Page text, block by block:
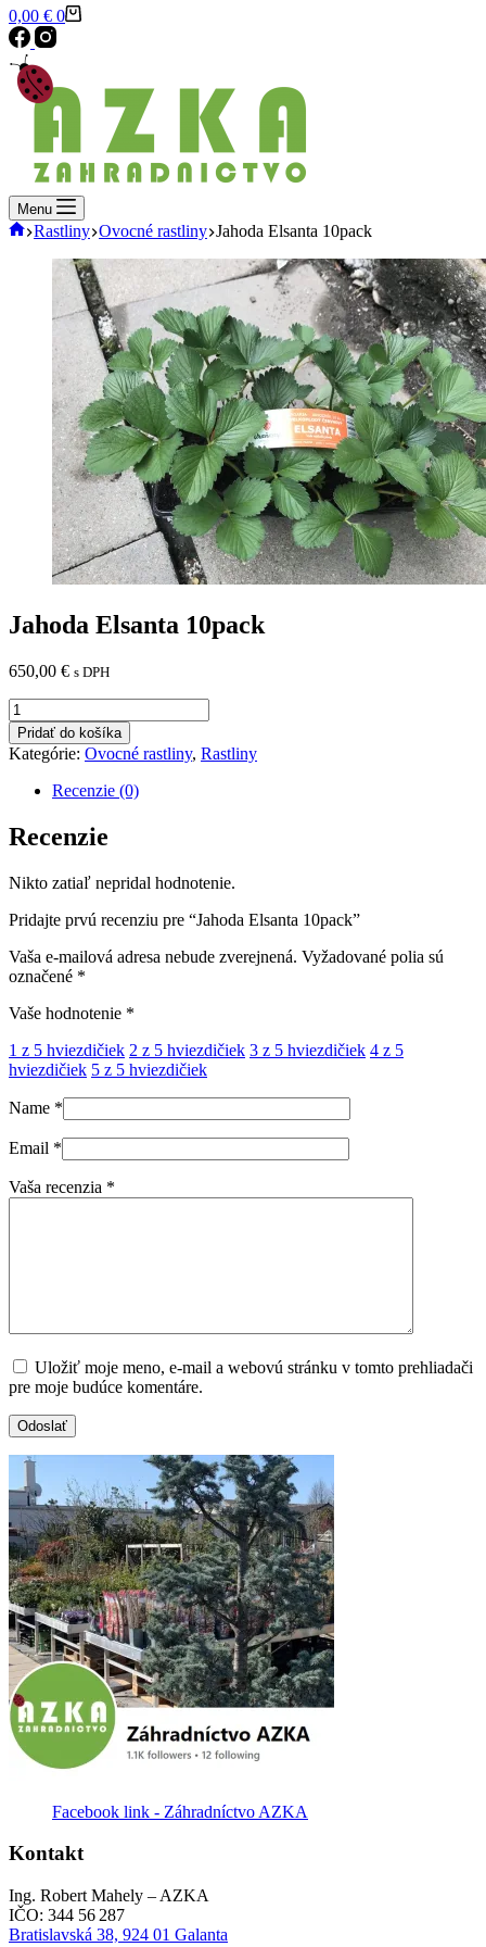
Shopping
cart
0,00 € 0
Menu
Domov
Rastliny Ovocné rastliny Jahoda Elsanta 10pack
Jahoda Elsanta 10pack
650,00 € s DPH
množstvo
Jahoda
Elsanta
10pack
Pridať do košíka
Kategórie: Ovocné rastliny, Rastliny
Recenzie (0)
Recenzie
Nikto zatiaľ nepridal hodnotenie.
Pridajte prvú recenziu pre “Jahoda Elsanta 10pack”
Vaša e-mailová adresa nebude zverejnená. Vyžadované polia sú
označené *
Vaše hodnotenie *
1 z 5 hviezdičiek 2 z 5 hviezdičiek 3 z 5 hviezdičiek 4 z 5
hviezdičiek 5 z 5 hviezdičiek
Name *
Email *
Vaša recenzia *
Uložiť moje meno, e-mail a webovú stránku v tomto prehliadači
pre moje budúce komentáre.
Odoslať
Facebook link - Záhradníctvo AZKA
Kontakt
Ing. Robert Mahely – AZKA
IČO: 344 56 287
Bratislavská 38, 924 01 Galanta